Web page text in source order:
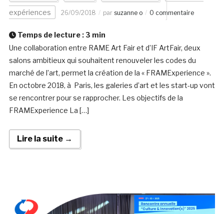
expériences 26/09/2018 par suzanne o 0 commentaire
Temps de lecture : 3 min
Une collaboration entre RAME Art Fair et d’IF ArtFair, deux
salons ambitieux qui souhaitent renouveler les codes du
marché de l’art, permet la création de la « FRAMExperience ».
En octobre 2018, à Paris, les galeries d’art et les start-up vont
se rencontrer pour se rapprocher. Les objectifs de la
FRAMExperience La […]
Lire la suite →